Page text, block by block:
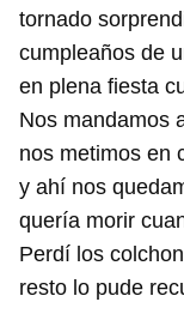
tornado
cumpleaños de
en plena fiesta
Nos mandamos
nos metimos en
y ahí nos
quería morir
Perdí los
resto lo pude